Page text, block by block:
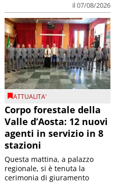
il 07/08/2026
ATTUALITA'
Corpo forestale della
Valle d’Aosta: 12 nuovi
agenti in servizio in 8
stazioni
Questa mattina, a palazzo
regionale, si è tenuta la
cerimonia di giuramento